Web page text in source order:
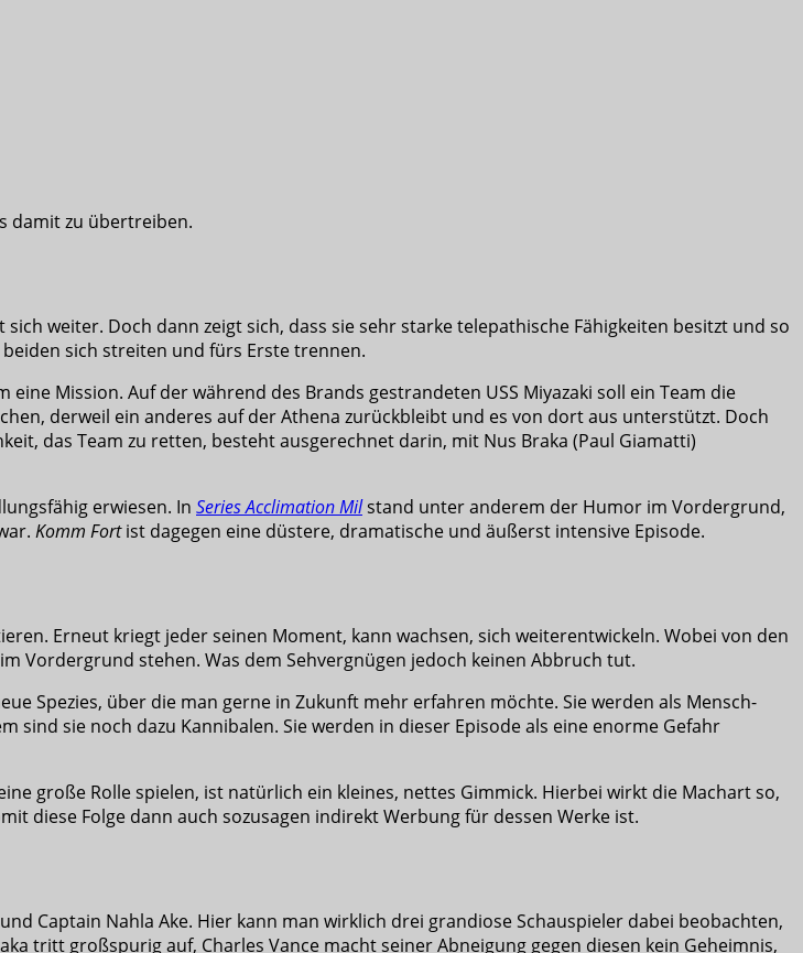
damit zu übertreiben.
weiter. Doch dann zeigt sich, dass sie sehr starke telepathische Fähigkeiten besitzt und so
sich streiten und fürs Erste trennen.
Mission. Auf der während des Brands gestrandeten USS Miyazaki soll ein Team die
derweil ein anderes auf der Athena zurückbleibt und es von dort aus unterstützt. Doch
das Team zu retten, besteht ausgerechnet darin, mit Nus Braka (Paul Giamatti)
erwiesen. In Series Acclimation Milstand unter anderem der Humor im Vordergrund,
Komm Fortist dagegen eine düstere, dramatische und äußerst intensive Episode.
Erneut kriegt jeder seinen Moment, kann wachsen, sich weiterentwickeln. Wobei von den
Vordergrund stehen. Was dem Sehvergnügen jedoch keinen Abbruch tut.
Spezies, über die man gerne in Zukunft mehr erfahren möchte. Sie werden als Mensch-
sie noch dazu Kannibalen. Sie werden in dieser Episode als eine enorme Gefahr
große Rolle spielen, ist natürlich ein kleines, nettes Gimmick. Hierbei wirkt die Machart so,
diese Folge dann auch sozusagen indirekt Werbung für dessen Werke ist.
Captain Nahla Ake. Hier kann man wirklich drei grandiose Schauspieler dabei beobachten,
tritt großspurig auf, Charles Vance macht seiner Abneigung gegen diesen kein Geheimnis,